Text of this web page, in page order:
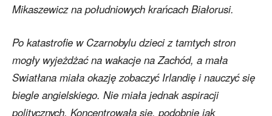
Mikaszewicz na południowych krańcach Białorusi.
Po katastrofie w Czarnobylu dzieci z tamtych stron
mogły wyjeżdżać na wakacje na Zachód, a mała
Swiatłana miała okazję zobaczyć Irlandię i nauczyć się
biegle angielskiego. Nie miała jednak aspiracji
politycznych. Koncentrowała się, podobnie jak